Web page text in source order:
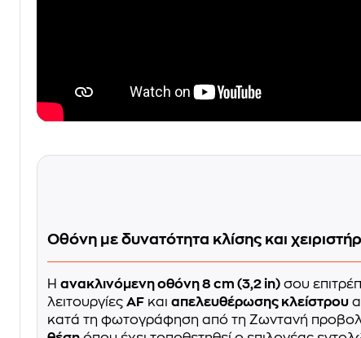
Οθόνη με δυνατότητα κλίσης και
Η ανακλινόμενη οθόνη 8 cm (3,2 in) σου
λειτουργίες AF και απελευθέρωσης κλείστρου
κατά τη φωτογράφηση από τη Ζωντανή